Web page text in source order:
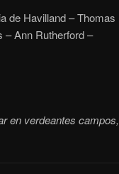
de Havilland – Thomas
– Ann Rutherford –
en verdeantes campos,